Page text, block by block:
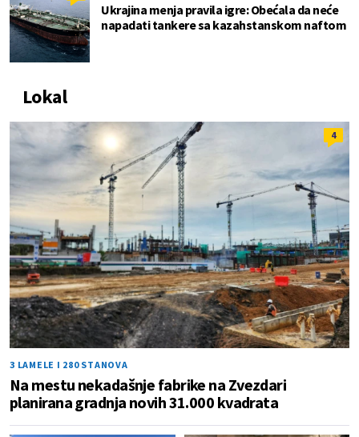
Ukrajina menja pravila igre: Obećala da neće
napadati tankere sa kazahstanskom naftom
Lokal
4
3 LAMELE I 280 STANOVA
Na mestu nekadašnje fabrike na Zvezdari
planirana gradnja novih 31.000 kvadrata